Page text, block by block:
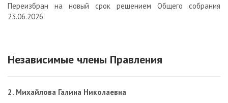
Переизбран на новый срок решением Общего собрания
23.06.2026.
Независимые члены Правления
2. Михайлова Галина Николаевна